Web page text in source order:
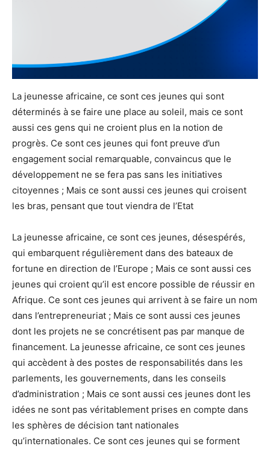
La jeunesse africaine, ce sont ces jeunes qui sont
déterminés à se faire une place au soleil, mais ce sont
aussi ces gens qui ne croient plus en la notion de
progrès. Ce sont ces jeunes qui font preuve d’un
engagement social remarquable, convaincus que le
développement ne se fera pas sans les initiatives
citoyennes ; Mais ce sont aussi ces jeunes qui croisent
les bras, pensant que tout viendra de l’Etat
La jeunesse africaine, ce sont ces jeunes, désespérés,
qui embarquent régulièrement dans des bateaux de
fortune en direction de l’Europe ; Mais ce sont aussi ces
jeunes qui croient qu’il est encore possible de réussir en
Afrique. Ce sont ces jeunes qui arrivent à se faire un nom
dans l’entrepreneuriat ; Mais ce sont aussi ces jeunes
dont les projets ne se concrétisent pas par manque de
financement. La jeunesse africaine, ce sont ces jeunes
qui accèdent à des postes de responsabilités dans les
parlements, les gouvernements, dans les conseils
d’administration ; Mais ce sont aussi ces jeunes dont les
idées ne sont pas véritablement prises en compte dans
les sphères de décision tant nationales
qu’internationales. Ce sont ces jeunes qui se forment